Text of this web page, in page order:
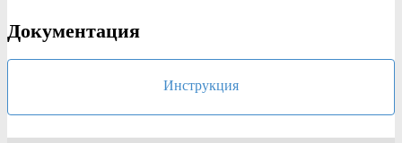
Документация
Инструкция